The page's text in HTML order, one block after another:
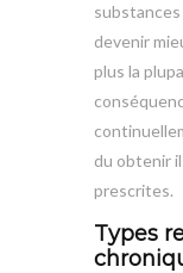
devenir
plus la
du obtenir
prescrites.
Types